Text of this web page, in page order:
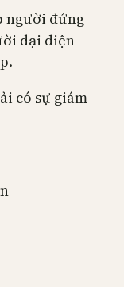
người đứng
đại diện
có sự giám